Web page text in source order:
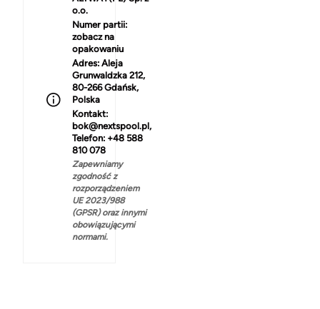
o.o.
Numer partii:
zobacz na
opakowaniu
Adres: Aleja
Grunwaldzka 212,
80-266 Gdańsk,
Polska
Kontakt:
bok@nextspool.pl,
Telefon: +48 588
810 078
Zapewniamy
zgodność z
rozporządzeniem
UE 2023/988
(GPSR) oraz innymi
obowiązującymi
normami.